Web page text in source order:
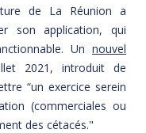
de La Réunion a
son application, qui
Un nouvel
2021, introduit de
“un exercice serein
(commerciales ou
des cétacés."